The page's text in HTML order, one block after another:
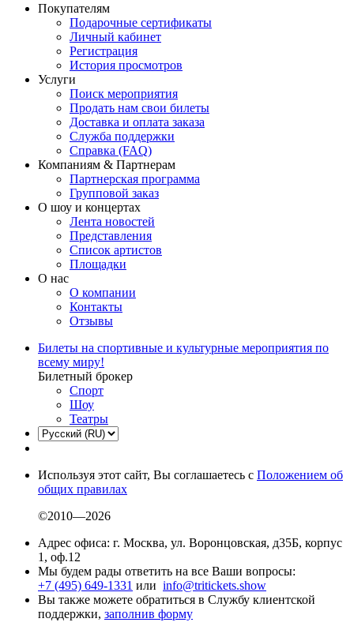
Покупателям
Подарочные сертификаты
Личный кабинет
Регистрация
История просмотров
Услуги
Поиск мероприятия
Продать нам свои билеты
Доставка и оплата заказа
Служба поддержки
Справка (FAQ)
Компаниям & Партнерам
Партнерская программа
Групповой заказ
О шоу и концертах
Лента новостей
Представления
Список артистов
Площадки
О нас
О компании
Контакты
Отзывы
Билеты на спортивные и культурные мероприятия по
всему миру!
Билетный брокер
Спорт
Шоу
Театры
Используя этот сайт, Вы соглашаетесь с Положением об
общих правилах
©2010—2026
Адрес офиса: г. Москва, ул. Воронцовская, д35Б, корпус
1, оф.12
Мы будем рады ответить на все Ваши вопросы:
+7 (495) 649-1331 или info@tritickets.show
Вы также можете обратиться в Службу клиентской
поддержки, заполнив форму